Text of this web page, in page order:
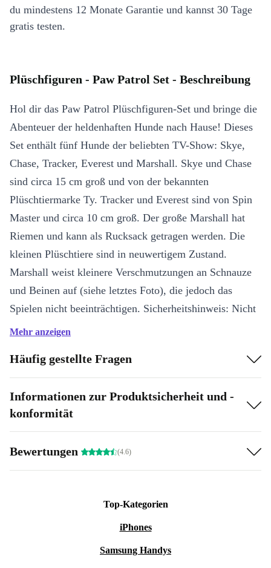
du mindestens 12 Monate Garantie und kannst 30 Tage
gratis testen.
Plüschfiguren - Paw Patrol Set - Beschreibung
Hol dir das Paw Patrol Plüschfiguren-Set und bringe die
Abenteuer der heldenhaften Hunde nach Hause! Dieses
Set enthält fünf Hunde der beliebten TV-Show: Skye,
Chase, Tracker, Everest und Marshall. Skye und Chase
sind circa 15 cm groß und von der bekannten
Plüschtiermarke Ty. Tracker und Everest sind von Spin
Master und circa 10 cm groß. Der große Marshall hat
Riemen und kann als Rucksack getragen werden. Die
kleinen Plüschtiere sind in neuwertigem Zustand.
Marshall weist kleinere Verschmutzungen an Schnauze
und Beinen auf (siehe letztes Foto), die jedoch das
Spielen nicht beeinträchtigen. Sicherheitshinweis: Nicht
geeignet für Kinder unter 3 Jahren, da verschluckbare
Was bedeutet “refurbished?”
gelangen in den Verkauf - mit fairem Preis, 30 Tage
Mehr anzeigen
Häufig gestellte Fragen
Informationen zur Produktsicherheit und -
konformität
Bewertungen (4.6)
Top-Kategorien
iPhones
Samsung Handys